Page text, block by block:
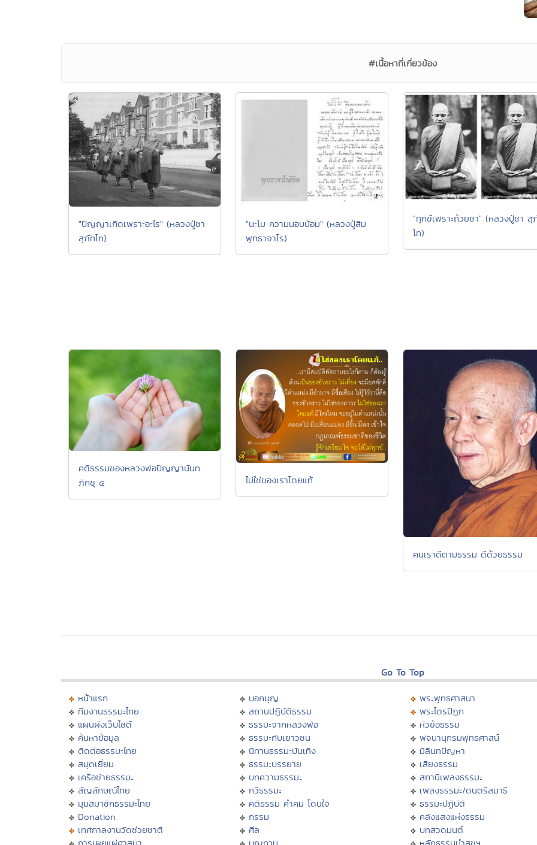
#เนื้อหาที่เกี่ยวข้อง
"ปัญญาเกิดเพราะอะไร" (หลวงปู่ชา
สุภัทโท)
"นะโม ความนอบน้อม" (หลวงปู่สิม
พุทธาจาโร)
"ทุกข์เพราะถ้วยชา" (หลวงปู่ชา สุ
โท)
คติธรรมของหลวงพ่อปัญญานันท
ภิกขุ ๕
ไม่ใช่ของเราโดยแท้
คนเราดีตามธรรม ดีด้วยธรรม
Go To Top
หน้าแรก
ทีมงานธรรมะไทย
แผนผังเว็บไซต์
ค้นหาข้อมูล
ติดต่อธรรมะไทย
สมุดเยี่ยม
เครือข่ายธรรมะ
สัญลักษณ์ไทย
มุมสมาชิกธรรมะไทย
Donation
เทศกาลงานวัดช่วยชาติ
บอกบุญ
สถานปฏิบัติธรรม
ธรรมะจากหลวงพ่อ
ธรรมะกับเยาวชน
นิทานธรรมะบันเทิง
ธรรมะบรรยาย
บทความธรรมะ
กวีธรรมะ
คติธรรม คำคม โดนใจ
กรรม
ศีล
พระพุทธศาสนา
พระไตรปิฏก
หัวข้อธรรม
พจนานุกรมพุทธศาสน์
มิลินทปัญหา
เสียงธรรม
สถานีเพลงธรรมะ
เพลงธรรมะ/ดนตรีสมาธิ
ธรรมะปฏิบัติ
คลังแสงแห่งธรรม
บทสวดมนต์